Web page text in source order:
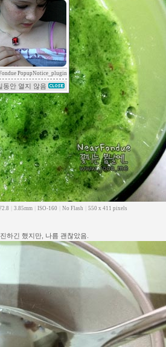
PopupNotice_plugin
동안 열지 않음
3.85mm ISO-160 No Flash 550 x 411 pixels
하긴 했지만, 나름 괜찮았음.